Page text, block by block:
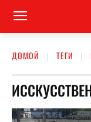
ДОМОЙ ТЕГИ